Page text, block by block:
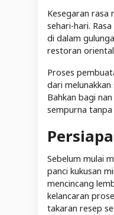
Kesegaran rasa
sehari-hari.
di dalam
restoran
Proses
dari
Bahkan bagi
sempurna
Sebelum mulai
panci kukusan
mencincang
kelancaran
takaran resep